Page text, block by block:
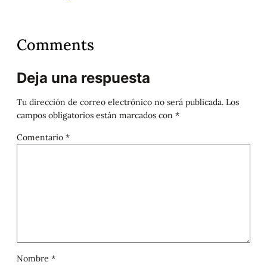
Comments
Deja una respuesta
Tu dirección de correo electrónico no será publicada. Los
campos obligatorios están marcados con *
Comentario *
Nombre *